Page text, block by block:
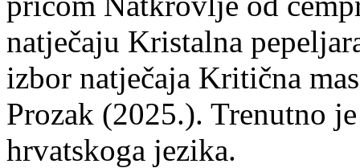
natječaju Kristalna
izbor natječaja Kritična
Prozak (2025.). Trenutno
hrvatskoga jezika.